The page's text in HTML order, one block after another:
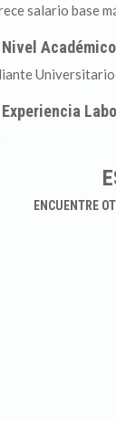
salario base
Universitario
ENCUENTRE